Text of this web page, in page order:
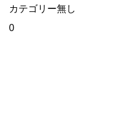
カテゴリー無し
0